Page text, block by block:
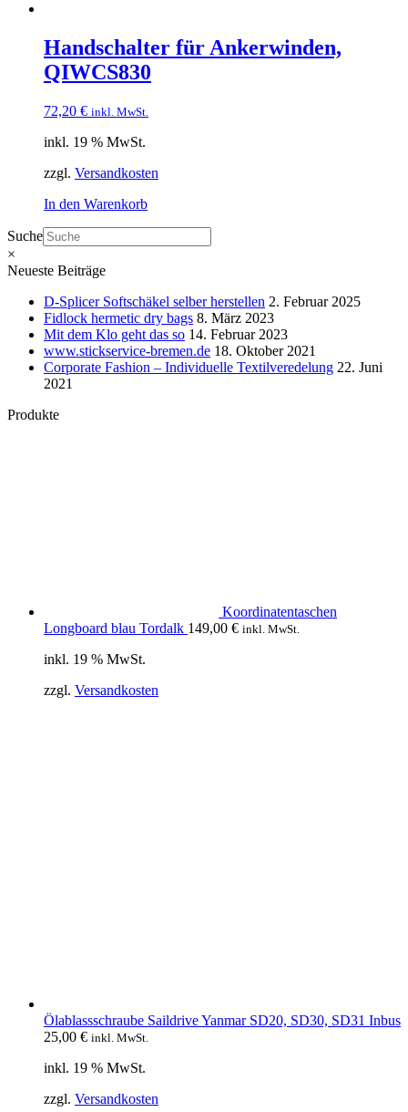
Handschalter für Ankerwinden,
QIWCS830
72,20 € inkl. MwSt.
inkl. 19 % MwSt.
zzgl. Versandkosten
In den Warenkorb
Suche
×
Neueste Beiträge
D-Splicer Softschäkel selber herstellen 2. Februar 2025
Fidlock hermetic dry bags 8. März 2023
Mit dem Klo geht das so 14. Februar 2023
www.stickservice-bremen.de 18. Oktober 2021
Corporate Fashion – Individuelle Textilveredelung 22. Juni
2021
Produkte
Koordinatentaschen
Longboard blau Tordalk 149,00 € inkl. MwSt.
inkl. 19 % MwSt.
zzgl. Versandkosten
Ölablassschraube Saildrive Yanmar SD20, SD30, SD31 Inbus
25,00 € inkl. MwSt.
inkl. 19 % MwSt.
zzgl. Versandkosten